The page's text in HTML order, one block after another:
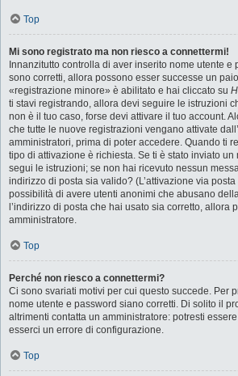
Top
Mi sono registrato ma non riesco a connettermi!
Innanzitutto controlla di aver inserito nome utente e
sono corretti, allora possono esser successe un
«registrazione minore» è abilitato e hai cliccato su
ti stavi registrando, allora devi seguire le istruzioni
non è il tuo caso, forse devi attivare il tuo account.
che tutte le nuove registrazioni vengano attivate
amministratori, prima di poter accedere. Quando ti
tipo di attivazione è richiesta. Se ti è stato inviato
segui le istruzioni; se non hai ricevuto nessun
indirizzo di posta sia valido? (L’attivazione via
possibilità di avere utenti anonimi che abusano
l’indirizzo di posta che hai usato sia corretto, allora
amministratore.
Top
Perché non riesco a connettermi?
Ci sono svariati motivi per cui questo succede. Per
nome utente e password siano corretti. Di solito il
altrimenti contatta un amministratore: potresti
esserci un errore di configurazione.
Top